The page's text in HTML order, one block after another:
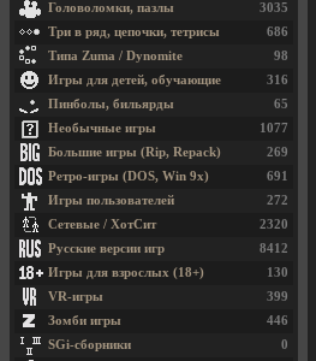
3035
Головоломки, пазлы
686
Три в ряд, цепочки, тетрисы
98
Типа Zuma / Dynomite
316
Игры для детей, обучающие
65
Пинболы, бильярды
1077
Необычные игры
269
Большие игры (Rip, Repack)
691
Ретро-игры (DOS, Win 9x)
272
Игры пользователей
2320
Сетевые / ХотСит
8412
Русские версии игр
130
Игры для взрослых (18+)
399
VR-игры
446
Зомби игры
0
SGi-сборники